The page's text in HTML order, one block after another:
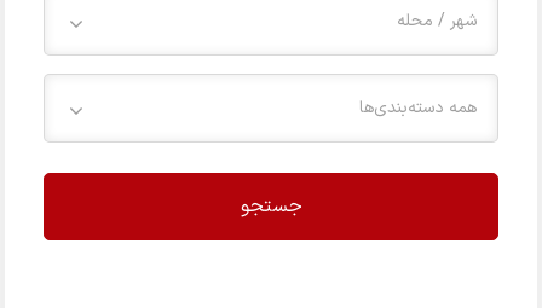
شهر / محله
همه دسته‌بندی‌ها
جستجو